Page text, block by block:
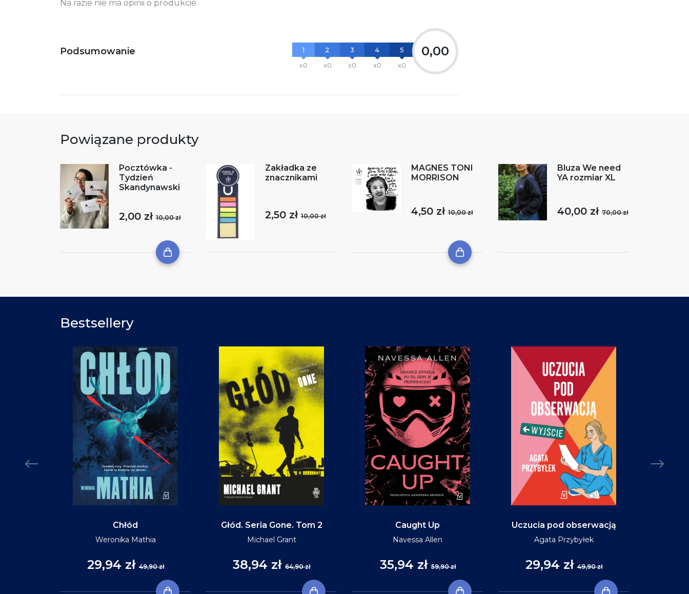
Na razie nie ma opinii o produkcie.
Podsumowanie
1
x0
2
x0
3
x0
4
x0
5
x0
0,00
Powiązane produkty
Pocztówka -
Tydzień
Skandynawski
2,00 zł10,00 zł
Zakładka ze
znacznikami
2,50 zł10,00 zł
MAGNES TONI
MORRISON
4,50 zł10,00 zł
Bluza We need
YA rozmiar XL
40,00 zł70,00 zł
Bestsellery
Chłód
Weronika Mathia
29,94 zł49,90 zł
Głód. Seria Gone. Tom 2
Michael Grant
38,94 zł 64,90 zł
Caught Up
Navessa Allen
35,94 zł59,90 zł
Uczucia pod obserwacją
Agata Przybyłek
29,94 zł49,90 zł